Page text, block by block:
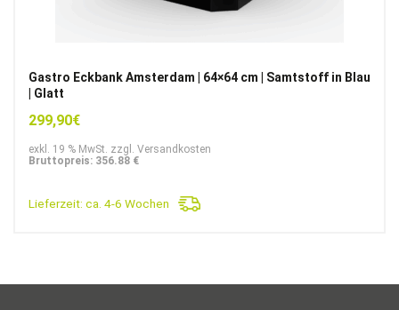
Gastro Eckbank Amsterdam | 64×64 cm | Samtstoff in Blau
| Glatt
299,90€
exkl. 19 % MwSt. zzgl. Versandkosten
Bruttopreis: 356.88 €
Lieferzeit: ca. 4-6 Wochen